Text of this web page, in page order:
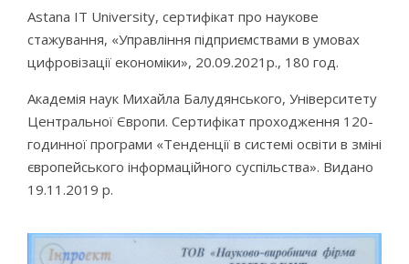
Astana IT University, сертифікат про наукове
стажування, «Управління підприємствами в умовах
цифровізації економіки», 20.09.2021р., 180 год.
Академія наук Михайла Балудянського, Університету
Центральної Європи. Сертифікат проходження 120-
годинної програми «Тенденції в системі освіти в зміні
європейського інформаційного суспільства». Видано
19.11.2019 р.